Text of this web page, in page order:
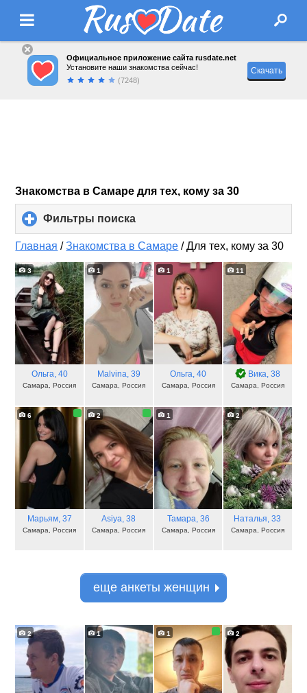
Официальное приложение сайта rusdate.net
Установите наши знакомства сейчас!
(7248)
Скачать
Знакомства в Самаре для тех, кому за 30
Фильтры поиска
to
expand
contents
Главная /Знакомства в Самаре /Для тех, кому за 30
3
Ольга, 40
Самара, Россия
1
Malvina, 39
Самара, Россия
1
Ольга, 40
Самара, Россия
11
Вика, 38
Самара, Россия
6
Марьям, 37
Самара, Россия
2
Asiya, 38
Самара, Россия
1
Тамара, 36
Самара, Россия
2
Наталья, 33
Самара, Россия
еще анкеты женщин
2 1 1 2